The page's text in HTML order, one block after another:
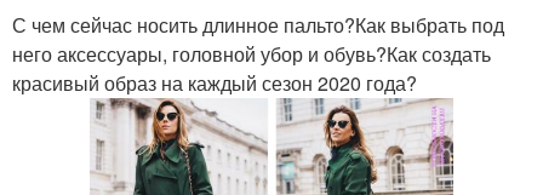
С чем сейчас носить длинное пальто?Как выбрать под
него аксессуары, головной убор и обувь?Как создать
красивый образ на каждый сезон 2020 года?